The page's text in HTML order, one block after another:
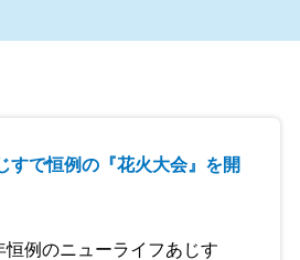
すで恒例の『花火大会』を開
例のニューライフあじす